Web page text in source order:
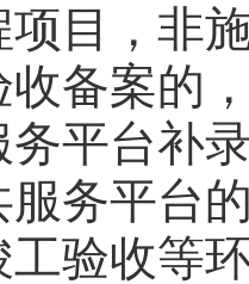
目，非
备案的
务平台补
务平台
验收等